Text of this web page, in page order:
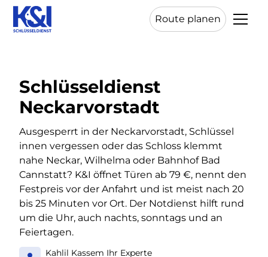
Route planen
Schlüsseldienst
Neckarvorstadt
Ausgesperrt in der Neckarvorstadt, Schlüssel
innen vergessen oder das Schloss klemmt
nahe Neckar, Wilhelma oder Bahnhof Bad
Cannstatt? K&I öffnet Türen ab 79 €, nennt den
Festpreis vor der Anfahrt und ist meist nach 20
bis 25 Minuten vor Ort. Der Notdienst hilft rund
um die Uhr, auch nachts, sonntags und an
Feiertagen.
Kahlil Kassem Ihr Experte